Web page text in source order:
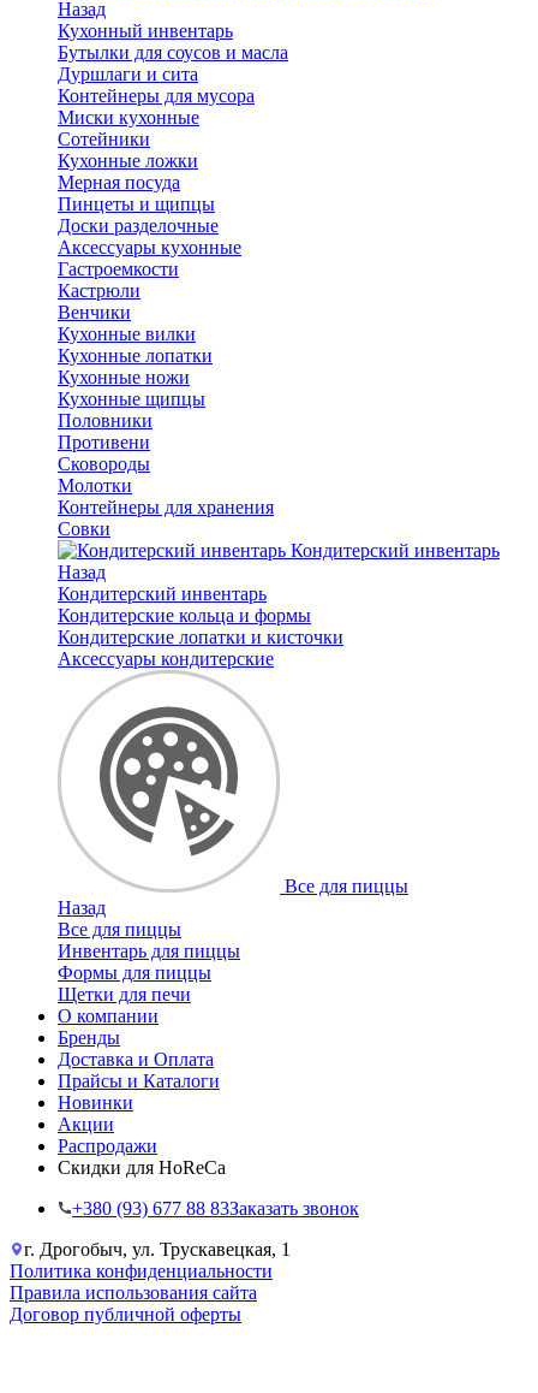
Назад
Кухонный инвентарь
Бутылки для соусов и масла
Дуршлаги и сита
Контейнеры для мусора
Миски кухонные
Сотейники
Кухонные ложки
Мерная посуда
Пинцеты и щипцы
Доски разделочные
Аксессуары кухонные
Гастроемкости
Кастрюли
Венчики
Кухонные вилки
Кухонные лопатки
Кухонные ножи
Кухонные щипцы
Половники
Противени
Сковороды
Молотки
Контейнеры для хранения
Совки
Кондитерский инвентарь
Назад
Кондитерский инвентарь
Кондитерские кольца и формы
Кондитерские лопатки и кисточки
Аксессуары кондитерские
Все для пиццы
Назад
Все для пиццы
Инвентарь для пиццы
Формы для пиццы
Щетки для печи
О компании
Бренды
Доставка и Оплата
Прайсы и Каталоги
Новинки
Акции
Распродажи
Скидки для HoReCa
+38‎0 (93) 677 88 83Заказать звонок
г. Дрогобыч, ул. Трускавецкая, 1
Политика конфиденциальности
Правила использования сайта
Договор публичной оферты